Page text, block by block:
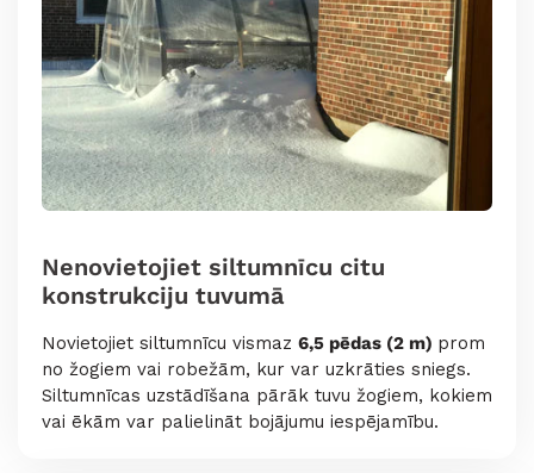
Nenovietojiet siltumnīcu citu
konstrukciju tuvumā
Novietojiet siltumnīcu vismaz 6,5 pēdas (2 m) prom
no žogiem vai robežām, kur var uzkrāties sniegs.
Siltumnīcas uzstādīšana pārāk tuvu žogiem, kokiem
vai ēkām var palielināt bojājumu iespējamību.